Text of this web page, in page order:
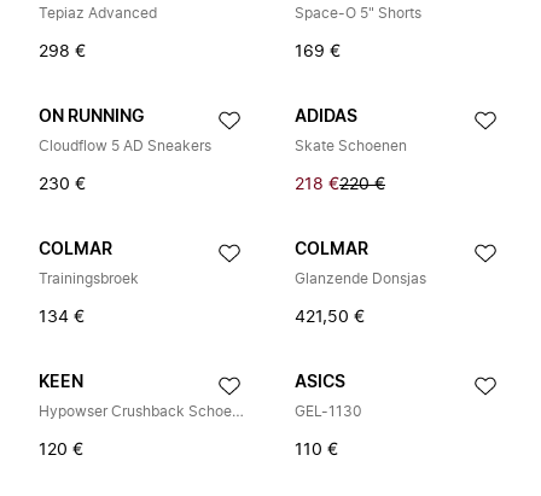
Tepiaz Advanced
298 €
Space-O 5" Shorts
169 €
ON RUNNING
Cloudflow 5 AD Sneakers
230 €
ADIDAS
Skate Schoenen
218 €220 €
COLMAR
Trainingsbroek
134 €
COLMAR
Glanzende Donsjas
421,50 €
KEEN
Hypowser Crushback Schoenen
120 €
ASICS
GEL-1130
110 €